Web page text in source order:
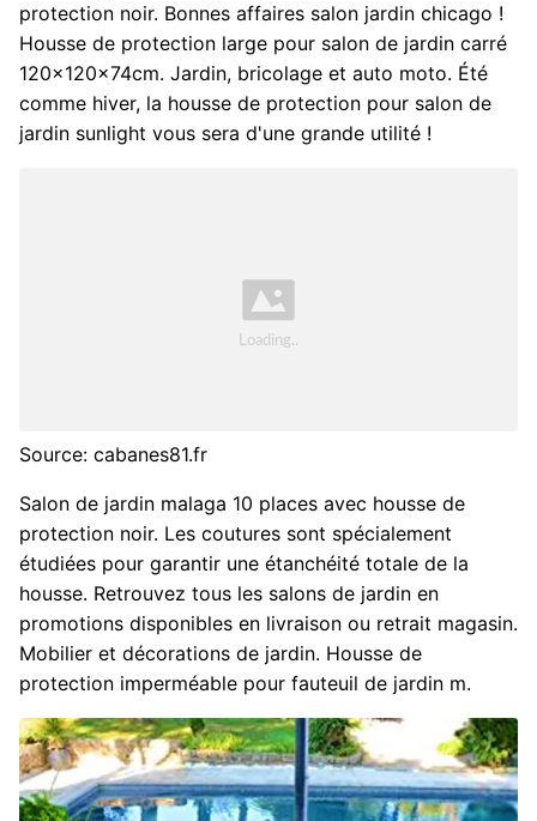
protection noir. Bonnes affaires salon jardin chicago !
Housse de protection large pour salon de jardin carré
120x120x74cm. Jardin, bricolage et auto moto. Été
comme hiver, la housse de protection pour salon de
jardin sunlight vous sera d'une grande utilité !
Source: cabanes81.fr
Salon de jardin malaga 10 places avec housse de
protection noir. Les coutures sont spécialement
étudiées pour garantir une étanchéité totale de la
housse. Retrouvez tous les salons de jardin en
promotions disponibles en livraison ou retrait magasin.
Mobilier et décorations de jardin. Housse de
protection imperméable pour fauteuil de jardin m.